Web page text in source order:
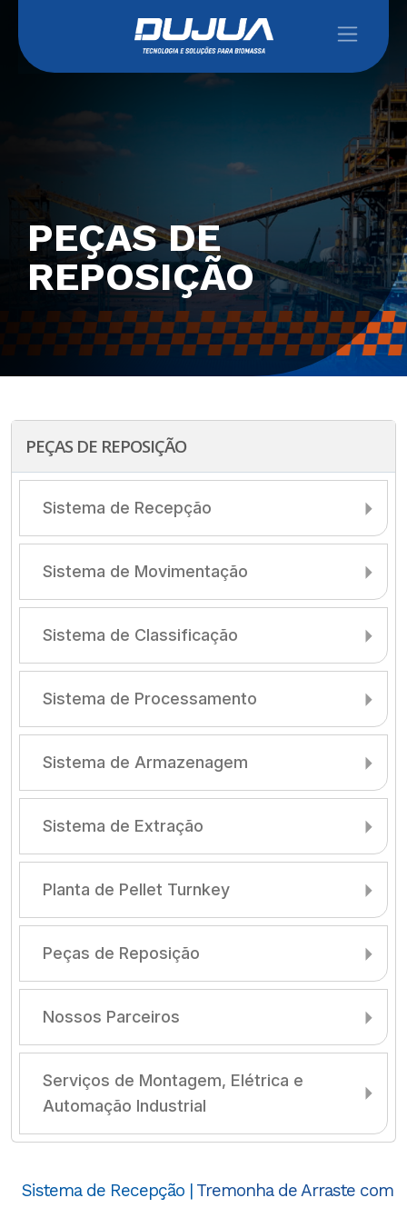
PEÇAS DE
REPOSIÇÃO
PEÇAS DE REPOSIÇÃO
Sistema de Recepção
Sistema de Movimentação
Sistema de Classificação
Sistema de Processamento
Sistema de Armazenagem
Sistema de Extração
Planta de Pellet Turnkey
Peças de Reposição
Nossos Parceiros
Serviços de Montagem, Elétrica e
Automação Industrial
Sistema de Recepção | Tremonha de Arraste com